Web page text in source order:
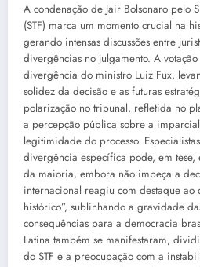
A condenação de Jair Bolsonaro pelo
(STF) marca um momento crucial na
gerando intensas discussões entre
divergências no julgamento. A
divergência do ministro Luiz Fux,
solidez da decisão e as futuras
polarização no tribunal, refletida no
a percepção pública sobre a
legitimidade do processo.
divergência específica pode, em tese,
da maioria, embora não impeça a
internacional reagiu com destaque ao
histórico”, sublinhando a gravidade
consequências para a democracia
Latina também se manifestaram,
do STF e a preocupação com a